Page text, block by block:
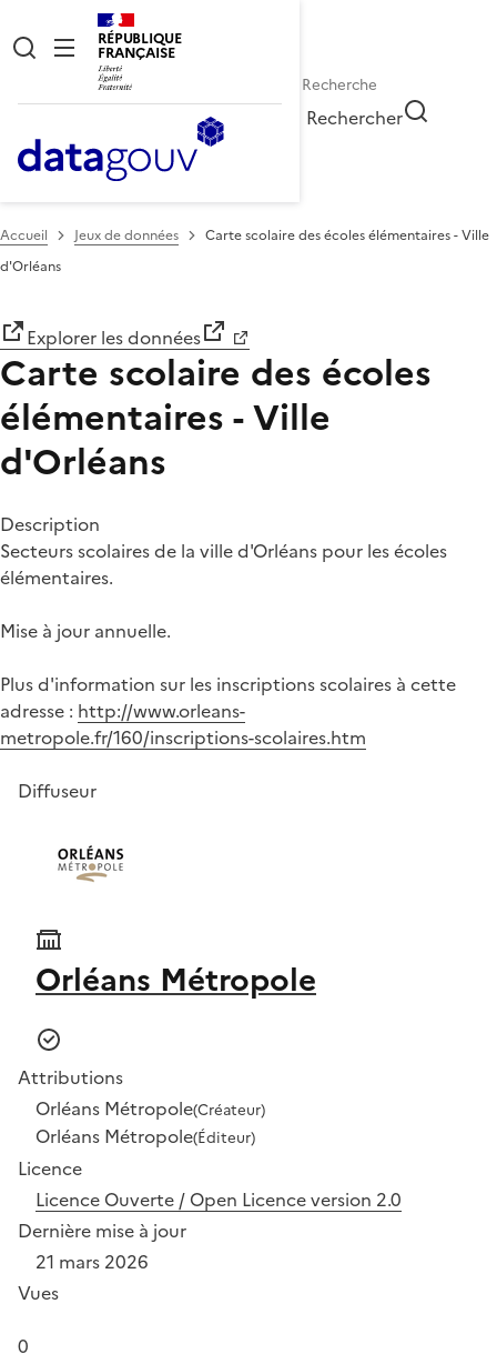
RÉPUBLIQUE
FRANÇAISE
Rechercher
Accueil Jeux de données
Carte scolaire des écoles élémentaires - Ville
d'Orléans
Explorer les données
Carte scolaire des écoles
élémentaires - Ville
d'Orléans
Description
Secteurs scolaires de la ville d'Orléans pour les écoles
élémentaires.
Mise à jour annuelle.
Plus d'information sur les inscriptions scolaires à cette
adresse : http://www.orleans-
metropole.fr/160/inscriptions-scolaires.htm
Diffuseur
Orléans Métropole
Attributions
Orléans Métropole(Créateur)
Orléans Métropole(Éditeur)
Licence
Licence Ouverte / Open Licence version 2.0
Dernière mise à jour
21 mars 2026
Vues
0